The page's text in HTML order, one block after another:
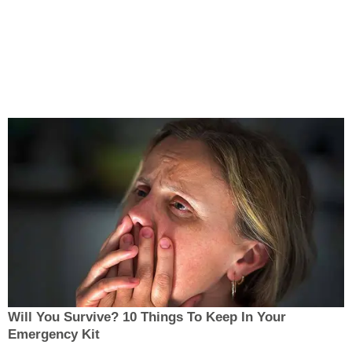
Will You Survive? 10 Things To Keep In Your
Emergency Kit